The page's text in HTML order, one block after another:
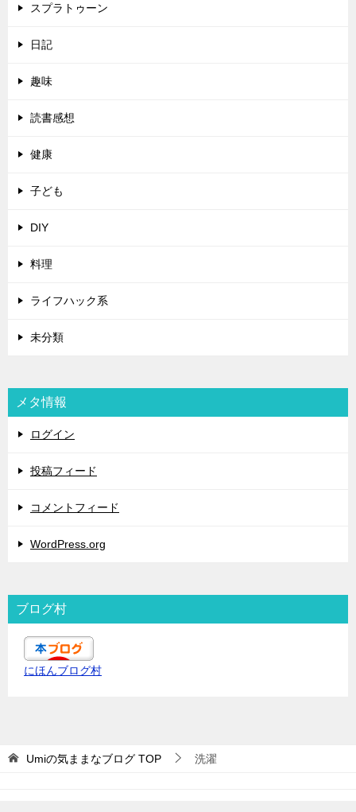
スプラトゥーン
日記
趣味
読書感想
健康
子ども
DIY
料理
ライフハック系
未分類
メタ情報
ログイン
投稿フィード
コメントフィード
WordPress.org
ブログ村
にほんブログ村
Umiの気ままなブログ TOP 洗濯